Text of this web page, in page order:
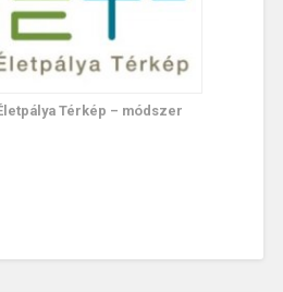
Térkép – módszer